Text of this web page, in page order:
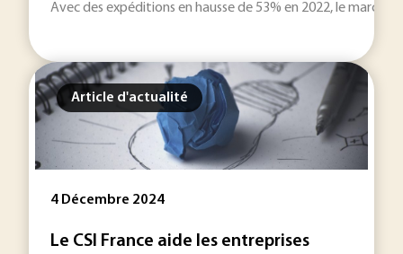
Avec des expéditions en hausse de 53% en 2022, le
Article d'actualité
4 Décembre 2024
Le CSI France aide les entreprises